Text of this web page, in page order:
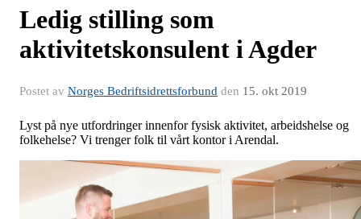
Ledig stilling som
aktivitetskonsulent i Agder
Postet av Norges Bedriftsidrettsforbund den 15. okt 2019
Lyst på nye utfordringer innenfor fysisk aktivitet, arbeidshelse og
folkehelse? Vi trenger folk til vårt kontor i Arendal.